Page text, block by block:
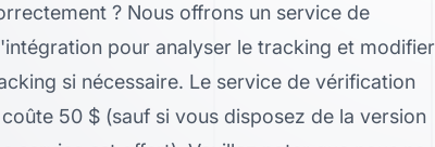
? Nous offrons un service de
pour analyser le tracking et modifier
si nécessaire. Le service de vérification
50 $ (sauf si vous disposez de la version